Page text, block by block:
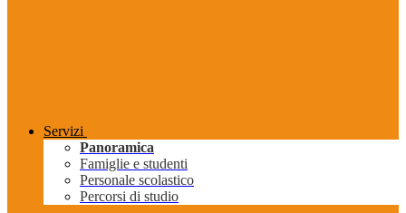
Servizi
Panoramica
Famiglie e studenti
Personale scolastico
Percorsi di studio